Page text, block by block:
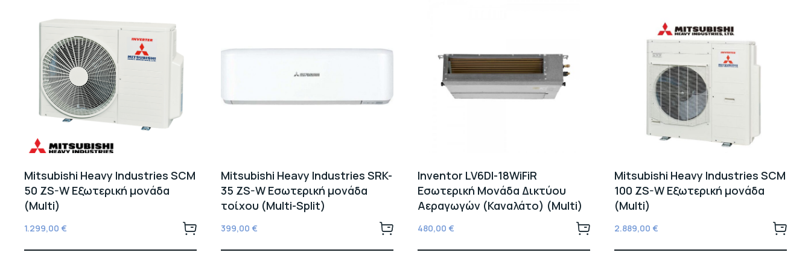
Mitsubishi Heavy Industries SCM
50 ZS-W Εξωτερική μονάδα
(Multi)
1.299,00 €
Mitsubishi Heavy Industries SRK-
35 ZS-W Εσωτερική μονάδα
τοίχου (Multi-Split)
399,00 €
Inventor LV6DI-18WiFiR
Εσωτερική Μονάδα Δικτύου
Αεραγωγών (Καναλάτο) (Multi)
480,00 €
Mitsubishi Heavy Industries SCM
100 ZS-W Εξωτερική μονάδα
(Multi)
2.889,00 €